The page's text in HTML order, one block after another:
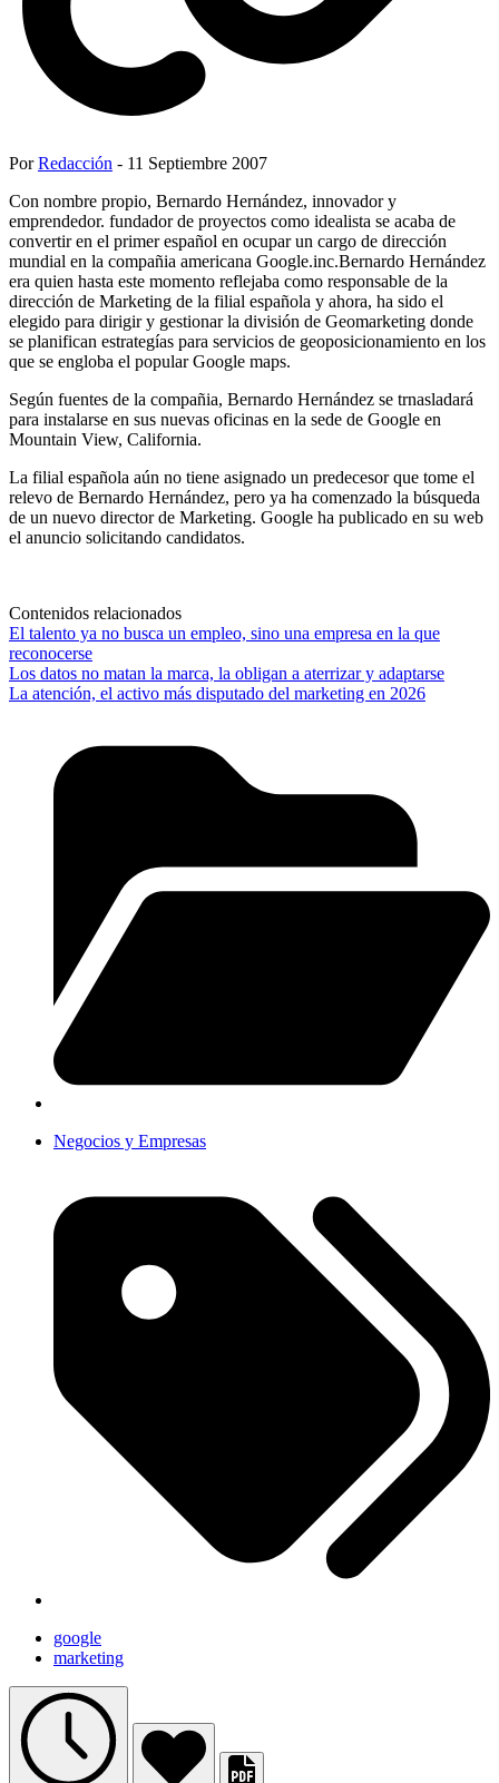
PorRedacción - 11 Septiembre 2007
Con nombre propio, Bernardo Hernández, innovador y
emprendedor. fundador de proyectos como idealista se acaba de
convertir en el primer español en ocupar un cargo de dirección
mundial en la compañia americana Google.inc.Bernardo Hernández
era quien hasta este momento reflejaba como responsable de la
dirección de Marketing de la filial española y ahora, ha sido el
elegido para dirigir y gestionar la división de Geomarketing donde
se planifican estrategías para servicios de geoposicionamiento en los
que se engloba el popular Google maps.
Según fuentes de la compañia, Bernardo Hernández se trnasladará
para instalarse en sus nuevas oficinas en la sede de Google en
Mountain View, California.
La filial española aún no tiene asignado un predecesor que tome el
relevo de Bernardo Hernández, pero ya ha comenzado la búsqueda
de un nuevo director de Marketing. Google ha publicado en su web
el anuncio solicitando candidatos.
Contenidos relacionados
El talento ya no busca un empleo, sino una empresa en la que
reconocerse
Los datos no matan la marca, la obligan a aterrizar y adaptarse
La atención, el activo más disputado del marketing en 2026
Negocios y Empresas
google
marketing